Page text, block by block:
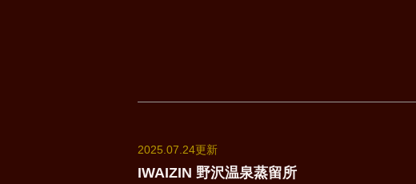
2025.07.24更新
IWAIZIN 野沢温泉蒸留所